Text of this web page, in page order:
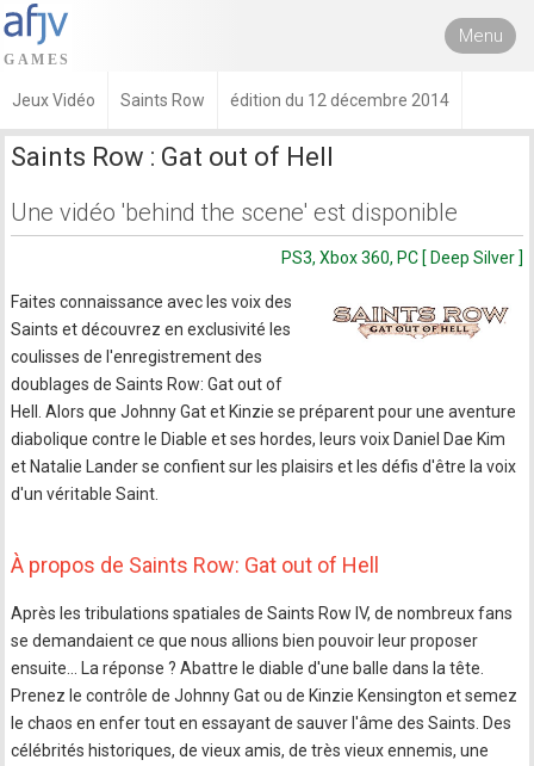
Menu
Jeux Vidéo Saints Row édition du 12 décembre 2014
Saints Row : Gat out of Hell
Une vidéo 'behind the scene' est disponible
PS3, Xbox 360, PC [ Deep Silver ]
Faites connaissance avec les voix des
Saints et découvrez en exclusivité les
coulisses de l'enregistrement des
doublages de Saints Row: Gat out of
Hell. Alors que Johnny Gat et Kinzie se préparent pour une aventure
diabolique contre le Diable et ses hordes, leurs voix Daniel Dae Kim
et Natalie Lander se confient sur les plaisirs et les défis d'être la voix
d'un véritable Saint.
À propos de Saints Row: Gat out of Hell
Après les tribulations spatiales de Saints Row IV, de nombreux fans
se demandaient ce que nous allions bien pouvoir leur proposer
ensuite... La réponse ? Abattre le diable d'une balle dans la tête.
Prenez le contrôle de Johnny Gat ou de Kinzie Kensington et semez
le chaos en enfer tout en essayant de sauver l'âme des Saints. Des
célébrités historiques, de vieux amis, de très vieux ennemis, une